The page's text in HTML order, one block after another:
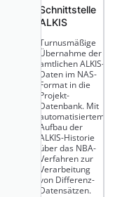
Schnittstelle
ALKIS
Turnusmäßige
Übernahme der
amtlichen ALKIS-
Daten im NAS-
Format in die
Projekt-
Datenbank. Mit
automatisiertem
Aufbau der
ALKIS-Historie
über das NBA-
Verfahren zur
Verarbeitung
von Differenz-
Datensätzen.